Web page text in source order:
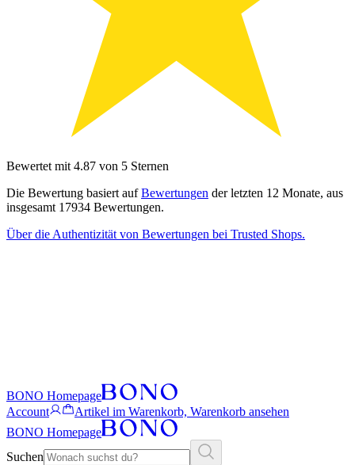
Bewertet mit 4.87 von 5 Sternen
Die Bewertung basiert aufBewertungen der letzten 12 Monate, aus
insgesamt 17934 Bewertungen.
Über die Authentizität von Bewertungen bei Trusted Shops.
BONO Homepage
Account
Artikel im Warenkorb, Warenkorb ansehen
BONO Homepage
Suchen